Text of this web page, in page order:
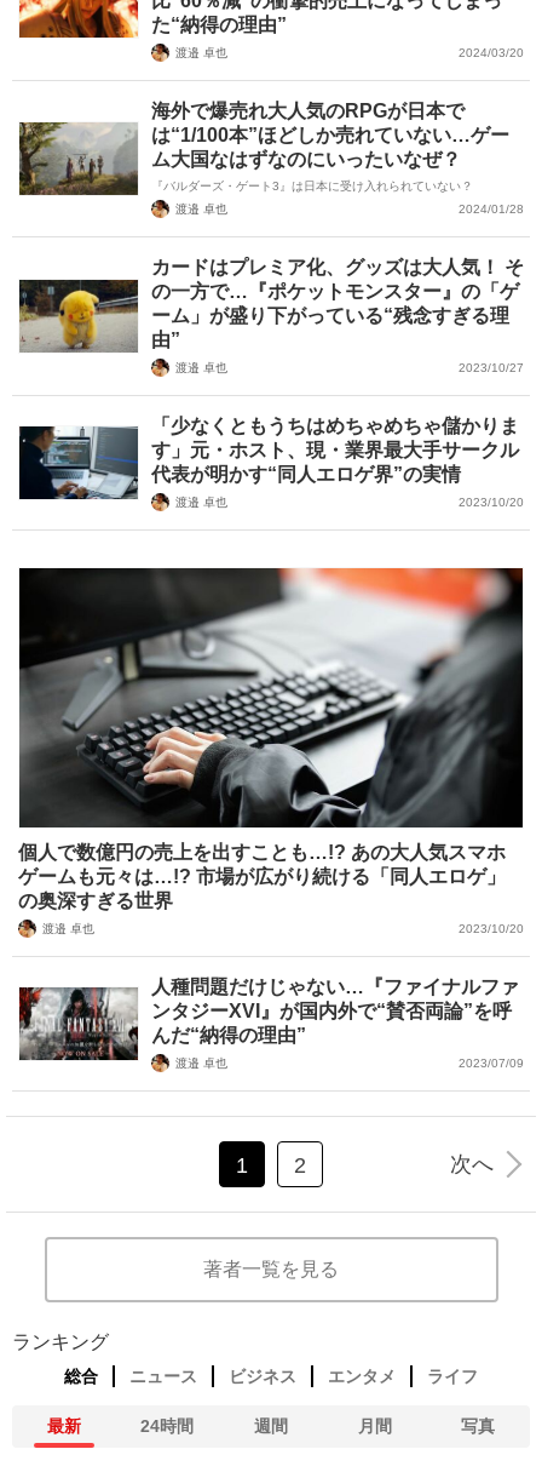
た“納得の理由”
渡邉 卓也 2024/03/20
海外で爆売れ大人気のRPGが日本で
は“1/100本”ほどしか売れていない…ゲー
ム大国なはずなのにいったいなぜ？
『バルダーズ・ゲート3』は日本に受け入れられていない？
渡邉 卓也
2024/01/28
カードはプレミア化、グッズは大人気！ そ
の一方で…『ポケットモンスター』の「ゲ
ーム」が盛り下がっている“残念すぎる理
由”
渡邉 卓也 2023/10/27
「少なくともうちはめちゃめちゃ儲かりま
す」元・ホスト、現・業界最大手サークル
代表が明かす“同人エロゲ界”の実情
渡邉 卓也 2023/10/20
個人で数億円の売上を出すことも…!? あの大人気スマホ
ゲームも元々は…!? 市場が広がり続ける「同人エロゲ」
の奥深すぎる世界
渡邉 卓也 2023/10/20
人種問題だけじゃない…『ファイナルファ
ンタジーXVI』が国内外で“賛否両論”を呼
んだ“納得の理由”
渡邉 卓也 2023/07/09
1 2 次へ
著者一覧を見る
ランキング
総合 ニュース ビジネス エンタメ ライフ
最新 24時間 週間 月間 写真